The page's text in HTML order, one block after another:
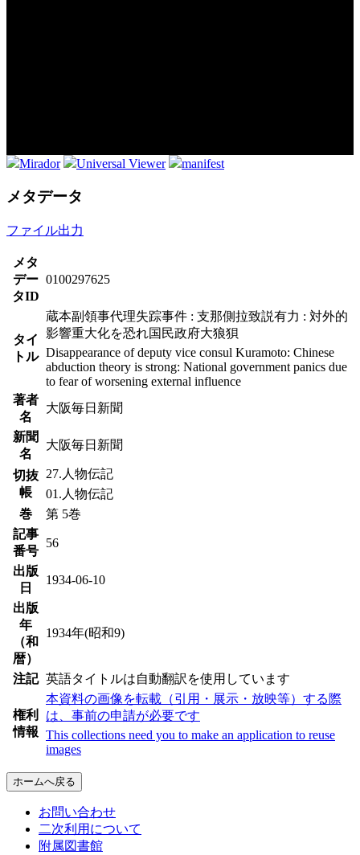
Mirador Universal Viewer manifest
メタデータ
ファイル出力
メタ
デー
タID
0100297625
タイ
トル
蔵本副領事代理失踪事件 : 支那側拉致説有力 : 対外的
影響重大化を恐れ国民政府大狼狽
Disappearance of deputy vice consul Kuramoto: Chinese
abduction theory is strong: National government panics due
to fear of worsening external influence
著者
名
大阪毎日新聞
新聞
名
大阪毎日新聞
切抜
帳
27.人物伝記
01.人物伝記
巻
第 5巻
記事
番号
56
出版
日
1934-06-10
出版
年
（和
暦）
1934年(昭和9)
注記 英語タイトルは自動翻訳を使用しています
権利
情報
本資料の画像を転載（引用・展示・放映等）する際
は、事前の申請が必要です
This collections need you to make an application to reuse
images
ホームへ戻る
お問い合わせ
二次利用について
附属図書館